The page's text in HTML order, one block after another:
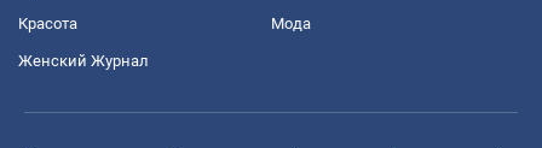
Красота Мода
Женский Журнал